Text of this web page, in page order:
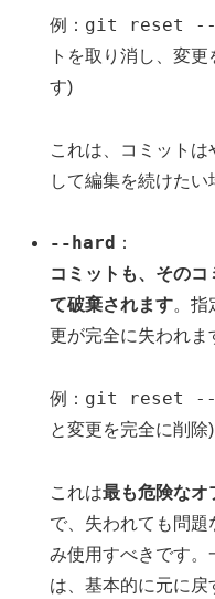
例： git reset --
トを取り消し、変
す)
これは、コミット
して編集を続けたい
--hard ：
コミットも、その
て破棄されます。指
更が完全に失われま
例： git reset --
と変更を完全に削除)
これは最も危険なオ
で、失われても問
み使用すべきです。
は、基本的に元に戻